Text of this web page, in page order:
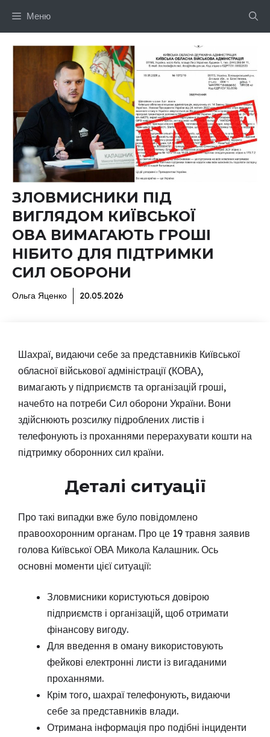
Меню
ЗЛОВМИСНИКИ ПІД
ВИГЛЯДОМ КИЇВСЬКОЇ
ОВА ВИМАГАЮТЬ ГРОШІ
НІБИТО ДЛЯ ПІДТРИМКИ
СИЛ ОБОРОНИ
Ольга Яценко 20.05.2026
Шахраї, видаючи себе за представників Київської
обласної військової адміністрації (КОВА),
вимагають у підприємств та організацій гроші,
начебто на потреби Сил оборони України. Вони
здійснюють розсилку підроблених листів і
телефонують із проханнями перерахувати кошти на
підтримку оборонних сил країни.
Деталі ситуації
Про такі випадки вже було повідомлено
правоохоронним органам. Про це 19 травня заявив
голова Київської ОВА Микола Калашник. Ось
основні моменти цієї ситуації:
Зловмисники користуються довірою
підприємств і організацій, щоб отримати
фінансову вигоду.
Для введення в оману використовують
фейкові електронні листи із вигаданими
проханнями.
Крім того, шахраї телефонують, видаючи
себе за представників влади.
Отримана інформація про подібні інциденти